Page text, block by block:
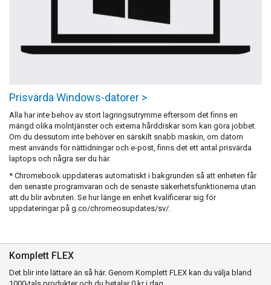
Prisvärda Windows-datorer >
Alla har inte behov av stort lagringsutrymme eftersom det finns en
mängd olika molntjänster och externa hårddiskar som kan göra jobbet.
Om du dessutom inte behöver en särskilt snabb maskin, om datorn
mest används för nättidningar och e-post, finns det ett antal prisvärda
laptops och några ser du här.
* Chromebook uppdateras automatiskt i bakgrunden så att enheten får
den senaste programvaran och de senaste säkerhetsfunktionerna utan
att du blir avbruten. Se hur länge en enhet kvalificerar sig för
uppdateringar på g.co/chromeosupdates/sv/.
Komplett FLEX
Det blir inte lättare än så här. Genom Komplett FLEX kan du välja bland